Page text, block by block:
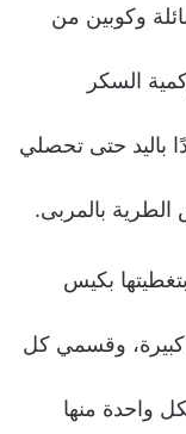
وكوبين من
السكر
باليد حتى تحصلي
بالمربى.
بكيس
كبيرة، وقسمي كل
واحدة منها